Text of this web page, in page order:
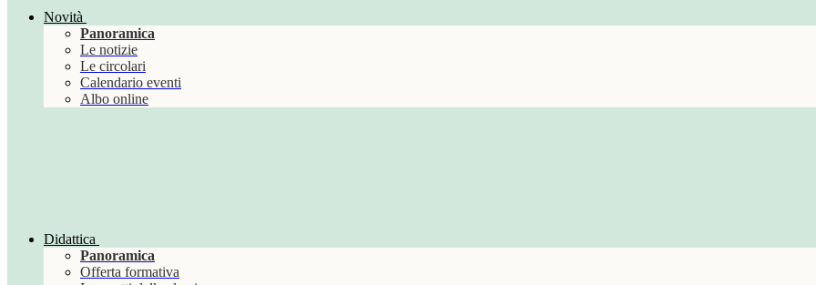
Novità
Panoramica
Le notizie
Le circolari
Calendario eventi
Albo online
Didattica
Panoramica
Offerta formativa